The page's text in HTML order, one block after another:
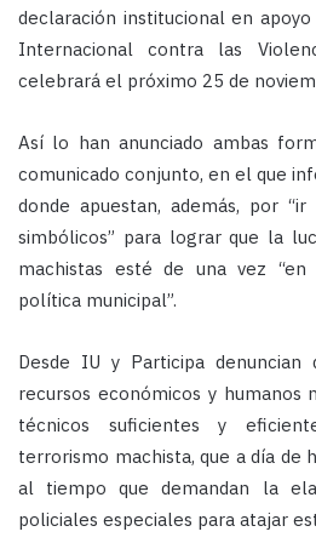
declaración institucional en
Internacional contra las
celebrará el próximo 25 de
Así lo han anunciado ambas
comunicado conjunto, en el que
donde apuestan, además, por
simbólicos” para lograr que la
machistas esté de una vez
política municipal”.
Desde IU y Participa denuncian
recursos económicos y humanos
técnicos suficientes y
terrorismo machista, que a día de
al tiempo que demandan la
policiales especiales para atajar